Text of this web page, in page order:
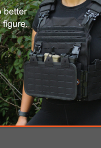
AR15/M16/
con raíl
para correas.
agua y con sistema
fibra de vidrio.
y rieles